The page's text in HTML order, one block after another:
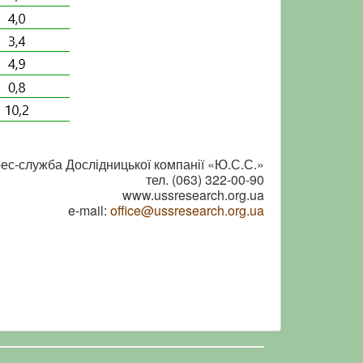
служба Дослідницької компанії «Ю.С.С.»
тел. (063) 322-00-90
www.ussresearch.org.ua
e-mail: office@ussresearch.org.ua